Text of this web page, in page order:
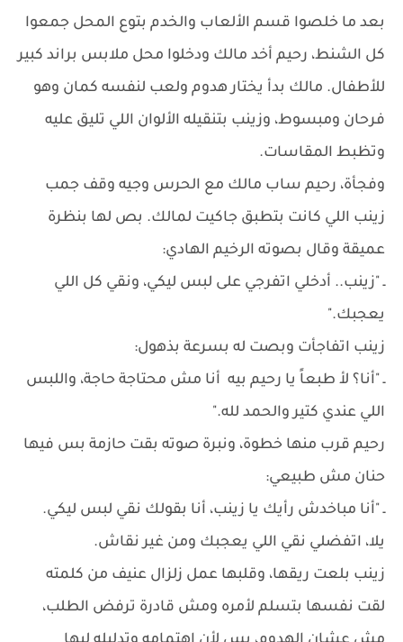
بعد ما خلصوا قسم الألعاب والخدم بتوع المحل جمعوا
كل الشنط، رحيم أخد مالك ودخلوا محل ملابس براند كبير
للأطفال. مالك بدأ يختار هدوم ولعب لنفسه كمان وهو
فرحان ومبسوط، وزينب بتنقيله الألوان اللي تليق عليه
وتظبط المقاسات.
وفجأة، رحيم ساب مالك مع الحرس وجيه وقف جمب
زينب اللي كانت بتطبق جاكيت لمالك. بص لها بنظرة
عميقة وقال بصوته الرخيم الهادي:
ـ "زينب.. أدخلي اتفرجي على لبس ليكي، ونقي كل اللي
يعجبك."
زينب اتفاجأت وبصت له بسرعة بذهول:
ـ "أنا؟ لأ طبعاً يا رحيم بيه أنا مش محتاجة حاجة، واللبس
اللي عندي كتير والحمد لله."
رحيم قرب منها خطوة، ونبرة صوته بقت حازمة بس فيها
حنان مش طبيعي:
ـ "أنا مباخدش رأيك يا زينب، أنا بقولك نقي لبس ليكي.
يلا، اتفضلي نقي اللي يعجبك ومن غير نقاش.
زينب بلعت ريقها، وقلبها عمل زلزال عنيف من كلمته
لقت نفسها بتسلم لأمره ومش قادرة ترفض الطلب،